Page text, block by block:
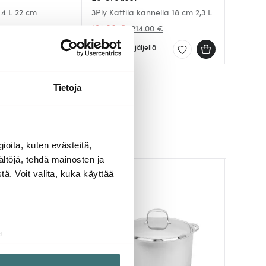
Tietoja
kuten evästeitä,
tehdä mainosten ja
Voit valita, kuka käyttää
L 22 cm 3Ply Kattila kannella 18 cm 2,3 L
131.90 € 214.00 €
Muutama jäljellä